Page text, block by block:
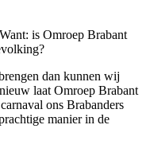
is Omroep Brabant
dan kunnen wij
laat Omroep Brabant
ons Brabanders
manier in de